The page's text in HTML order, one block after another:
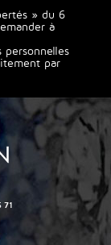
» du 6
à
par
71